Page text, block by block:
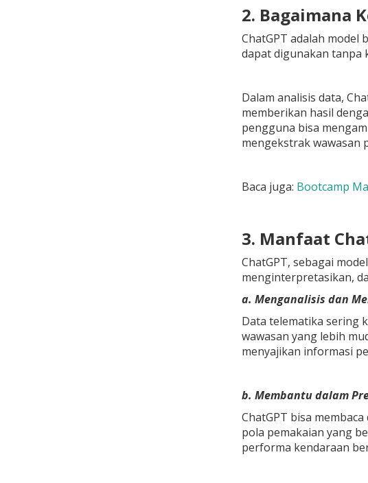
2. Bagaimana
ChatGPT adalah model
dapat digunakan tanpa
Dalam analisis data,
memberikan hasil
pengguna bisa
mengekstrak wawasan
Baca juga: Bootcamp
3. Manfaat
ChatGPT, sebagai
menginterpretasikan,
a. Menganalisis dan
Data telematika sering
wawasan yang lebih
menyajikan informasi
b. Membantu dalam
ChatGPT bisa
pola pemakaian yang
performa kendaraan